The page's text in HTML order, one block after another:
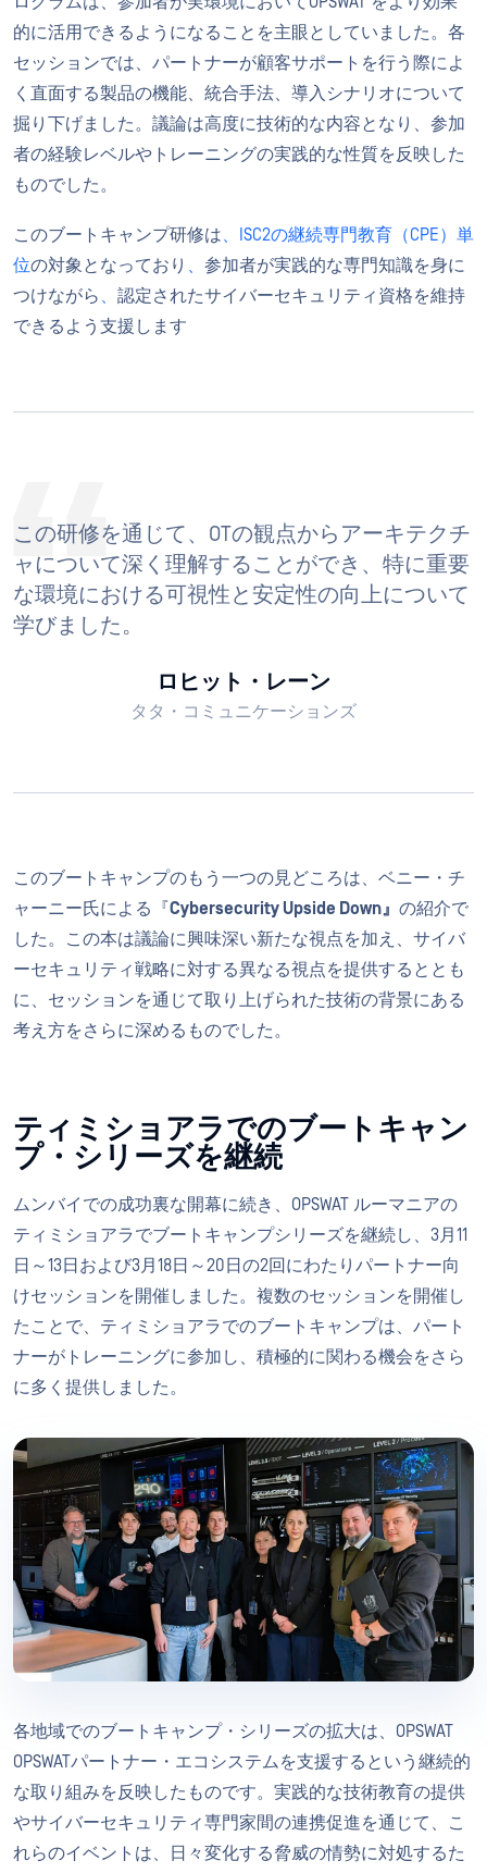
的に活用できるようになることを主眼としていました。各
セッションでは、パートナーが顧客サポートを行う際によ
く直面する製品の機能、統合手法、導入シナリオについて
掘り下げました。議論は高度に技術的な内容となり、参加
者の経験レベルやトレーニングの実践的な性質を反映した
ものでした。
このブートキャンプ研修は、ISC2の継続専門教育（CPE）単
位の対象となっており 、 参加者が実践的な専門知識を身に
つけながら 、 認定されたサイバーセキュリティ資格を維持
できるよう支援します
この研修を通じて、OTの観点からアーキテクチ
ャについて深く理解することができ、特に重要
な環境における可視性と安定性の向上について
学びました。
ロヒット・レーン
タタ・コミュニケーションズ
このブートキャンプのもう一つの見どころは、ベニー・チ
ャーニー氏による『Cybersecurity Upside Down』 の紹介で
した。この本は議論に興味深い新たな視点を加え、サイバ
ーセキュリティ戦略に対する異なる視点を提供するととも
に、セッションを通じて取り上げられた技術の背景にある
考え方をさらに深めるものでした。
ティミショアラでのブートキャン
プ・シリーズを継続
ムンバイでの成功裏な開幕に続き、OPSWAT ルーマニアの
ティミショアラでブートキャンプシリーズを継続し、3月11
日～13日および3月18日～20日の2回にわたりパートナー向
けセッションを開催しました。複数のセッションを開催し
たことで、ティミショアラでのブートキャンプは、パート
ナーがトレーニングに参加し、積極的に関わる機会をさら
に多く提供しました。
各地域でのブートキャンプ・シリーズの拡大は、OPSWAT
OPSWATパートナー・エコシステムを支援するという継続的
な取り組みを反映したものです。実践的な技術教育の提供
やサイバーセキュリティ専門家間の連携促進を通じて、こ
れらのイベントは、日々変化する脅威の情勢に対処するた